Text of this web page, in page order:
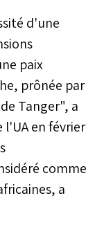
d'une
paix
prônée par
Tanger", a
l'UA en février
comme
a